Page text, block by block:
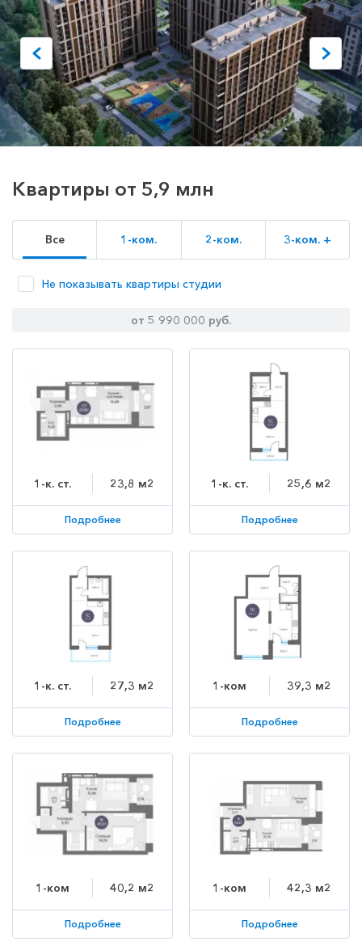
Квартиры от 5,9 млн
Все 1-ком. 2-ком. 3-ком. +
Не показывать квартиры студии
от 5 990 000 руб.
1-к. ст. 23,8 м2
Подробнее
1-к. ст. 25,6 м2
Подробнее
1-к. ст. 27,3 м2
Подробнее
1-ком 39,3 м2
Подробнее
1-ком 40,2 м2
Подробнее
1-ком 42,3 м2
Подробнее